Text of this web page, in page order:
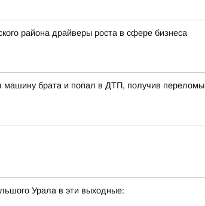
района драйверы роста в сфере бизнеса
машину брата и попал в ДТП, получив переломы
Урала в эти выходные: